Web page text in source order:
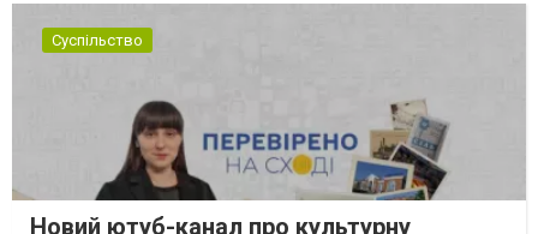
Суспільство
Новий ютуб-канал про культурну